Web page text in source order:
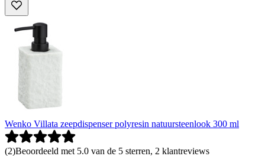
Wenko Villata zeepdispenser polyresin natuursteenlook 300 ml
(2)Beoordeeld met 5.0 van de 5 sterren, 2 klantreviews